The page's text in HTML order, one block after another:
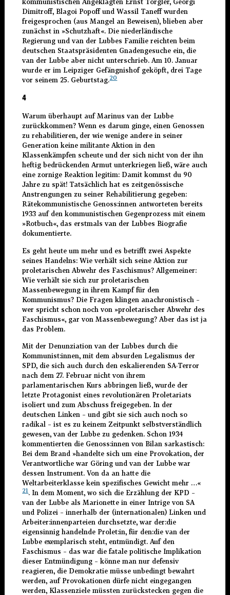
Dimitroff, Blagoi Popoff und Wassil Taneff wurden
freigesprochen (aus Mangel an Beweisen), blieben aber
zunächst in »Schutzhaft«. Die niederländische
Regierung und van der Lubbes Familie reichten beim
deutschen Staatspräsidenten Gnadengesuche ein, die
van der Lubbe aber nicht unterschrieb. Am 10. Januar
wurde er im Leipziger Gefängnishof geköpft, drei Tage
vor seinem 25. Geburtstag.20
4
Warum überhaupt auf Marinus van der Lubbe
zurückkommen? Wenn es darum ginge, einen Genossen
zu rehabilitieren, der wie wenige andere in seiner
Generation keine militante Aktion in den
Klassenkämpfen scheute und der sich nicht von der ihn
heftig bedrückenden Armut unterkriegen ließ, wäre auch
eine zornige Reaktion legitim: Damit kommst du 90
Jahre zu spät! Tatsächlich hat es zeitgenössische
Anstrengungen zu seiner Rehabilitierung gegeben:
Rätekommunistische Genoss:innen antworteten bereits
1933 auf den kommunistischen Gegenprozess mit einem
»Rotbuch«, das erstmals van der Lubbes Biografie
dokumentierte.
Es geht heute um mehr und es betrifft zwei Aspekte
seines Handelns: Wie verhält sich seine Aktion zur
proletarischen Abwehr des Faschismus? Allgemeiner:
Wie verhält sie sich zur proletarischen
Massenbewegung in ihrem Kampf für den
Kommunismus? Die Fragen klingen anachronistisch –
wer spricht schon noch von »proletarischer Abwehr des
Faschismus«, gar von Massenbewegung? Aber das ist ja
das Problem.
Mit der Denunziation van der Lubbes durch die
Kommunist:innen, mit dem absurden Legalismus der
SPD, die sich auch durch den eskalierenden SA-Terror
nach dem 27. Februar nicht von ihrem
parlamentarischen Kurs abbringen ließ, wurde der
letzte Protagonist eines revolutionären Proletariats
isoliert und zum Abschuss freigegeben. In der
deutschen Linken – und gibt sie sich auch noch so
radikal – ist es zu keinem Zeitpunkt selbstverständlich
gewesen, van der Lubbe zu gedenken. Schon 1934
kommentierten die Genoss:innen von Bilan sarkastisch:
Bei dem Brand »handelte sich um eine Provokation, der
Verantwortliche war Göring und van der Lubbe war
dessen Instrument. Von da an hatte die
Weltarbeiterklasse kein spezifisches Gewicht mehr …«
21. In dem Moment, wo sich die Erzählung der KPD –
van der Lubbe als Marionette in einer Intrige von SA
und Polizei – innerhalb der (internationalen) Linken und
Arbeiter:innenparteien durchsetzte, war der:die
eigensinnig handelnde Prolet:in, für den:die van der
Lubbe exemplarisch steht, entmündigt. Auf den
Faschismus – das war die fatale politische Implikation
dieser Entmündigung – könne man nur defensiv
reagieren, die Demokratie müsse unbedingt bewahrt
werden, auf Provokationen dürfe nicht eingegangen
werden, Klassenziele müssten zurückstecken gegen die